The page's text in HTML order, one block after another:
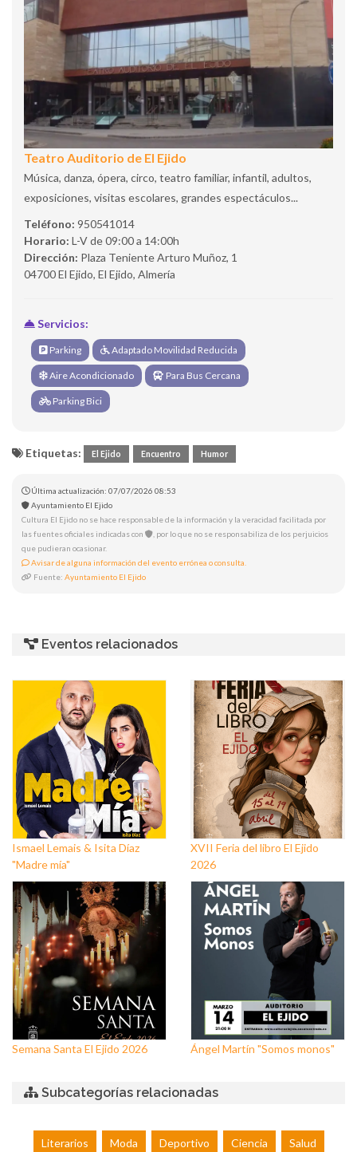
Teatro Auditorio de El Ejido
Música, danza, ópera, circo, teatro familiar, infantil, adultos,
exposiciones, visitas escolares, grandes espectáculos...
Teléfono: 950541014
Horario: L-V de 09:00 a 14:00h
Dirección: Plaza Teniente Arturo Muñoz, 1
04700 El Ejido, El Ejido, Almería
Servicios:
Parking Adaptado Movilidad Reducida
Aire Acondicionado Para Bus Cercana
Parking Bici
Etiquetas: El Ejido Encuentro Humor
Última actualización: 07/07/2026 08:53
Ayuntamiento El Ejido
Cultura El Ejido no se hace responsable de la información y la veracidad facilitada por
las fuentes oficiales indicadas con
, por lo que no se responsabiliza de los perjuicios
que pudieran ocasionar.
Avisar de alguna información del evento errónea o consulta.
Fuente: Ayuntamiento El Ejido
Eventos relacionados
Ismael Lemais & Isita Díaz
"Madre mía"
XVII Feria del libro El Ejido
2026
Semana Santa El Ejido 2026 Ángel Martín "Somos monos"
Subcategorías relacionadas
Literarios Moda Deportivo Ciencia Salud